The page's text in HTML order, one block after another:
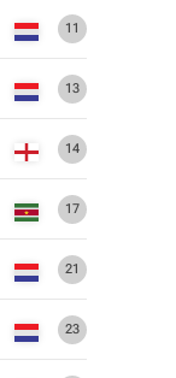
11
13
14
17
21
23